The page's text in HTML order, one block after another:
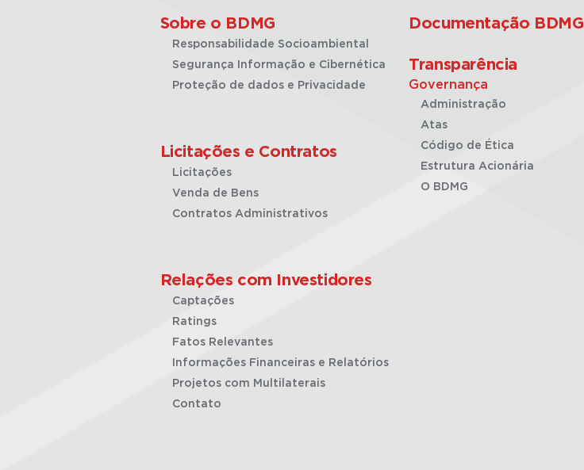
Sobre o BDMG
Responsabilidade Socioambiental
Segurança Informação e Cibernética
Proteção de dados e Privacidade
Licitações e Contratos
Licitações
Venda de Bens
Contratos Administrativos
Relações com Investidores
Captações
Ratings
Fatos Relevantes
Informações Financeiras e Relatórios
Projetos com Multilaterais
Contato
Documentação BDMG
Transparência
Governança
Administração
Atas
Código de Ética
Estrutura Acionária
O BDMG